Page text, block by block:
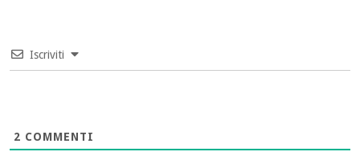
Iscriviti
2 COMMENTI